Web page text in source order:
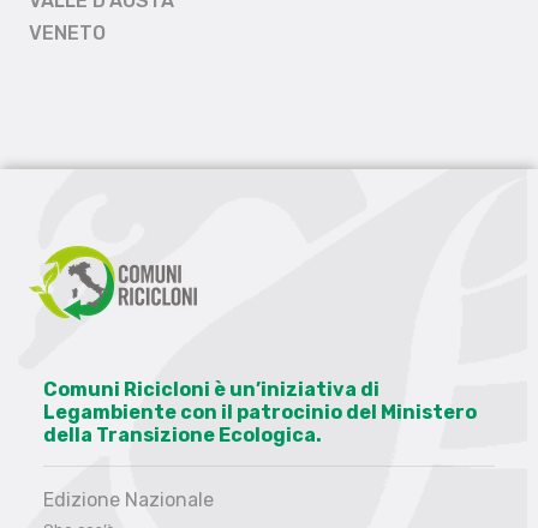
VENETO
Comuni Ricicloni è un’iniziativa di
Legambiente con il patrocinio del Ministero
della Transizione Ecologica.
Edizione Nazionale